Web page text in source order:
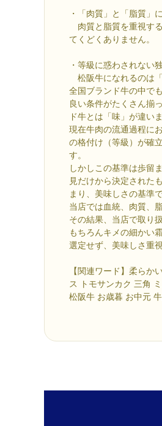
・「肉質」と「脂質」
肉質と脂質を重視す
てくどくありません。
・等級に惑わされない
松阪牛になれるのは
全国ブランド牛の中で
良い条件がたくさん揃
ド牛とは「味」が違いま
現在牛肉の流通過程に
の格付け（等級）が確
す。
しかしこの基準は歩留
見だけから決定された
まり、美味しさの基準
当店では血統、肉質、
その結果、当店で取り
もちろんキメの細かい
選定せず、美味しさ重
【関連ワード】柔らか
ス トモサンカク 三角
松阪牛 お歳暮 お中元